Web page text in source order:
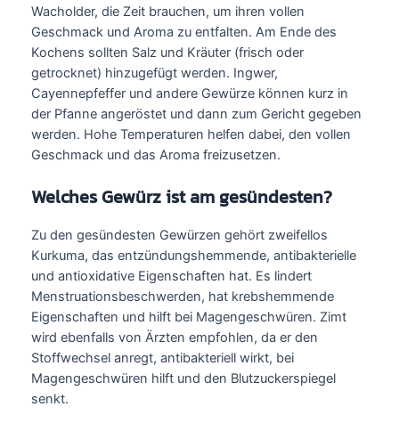
Wacholder, die Zeit brauchen, um ihren vollen
Geschmack und Aroma zu entfalten. Am Ende des
Kochens sollten Salz und Kräuter (frisch oder
getrocknet) hinzugefügt werden. Ingwer,
Cayennepfeffer und andere Gewürze können kurz in
der Pfanne angeröstet und dann zum Gericht gegeben
werden. Hohe Temperaturen helfen dabei, den vollen
Geschmack und das Aroma freizusetzen.
Welches Gewürz ist am gesündesten?
Zu den gesündesten Gewürzen gehört zweifellos
Kurkuma, das entzündungshemmende, antibakterielle
und antioxidative Eigenschaften hat. Es lindert
Menstruationsbeschwerden, hat krebshemmende
Eigenschaften und hilft bei Magengeschwüren. Zimt
wird ebenfalls von Ärzten empfohlen, da er den
Stoffwechsel anregt, antibakteriell wirkt, bei
Magengeschwüren hilft und den Blutzuckerspiegel
senkt.